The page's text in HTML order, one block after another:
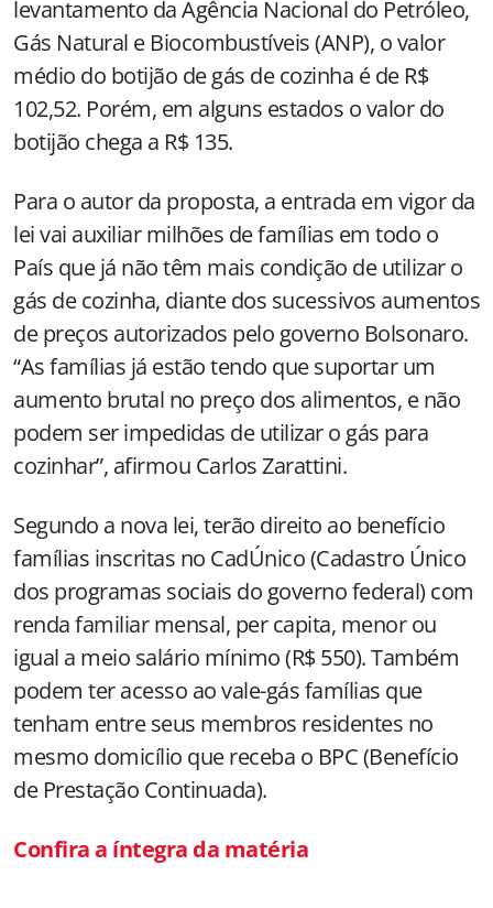
levantamento da Agência Nacional do Petróleo,
Gás Natural e Biocombustíveis (ANP), o valor
médio do botijão de gás de cozinha é de R$
102,52. Porém, em alguns estados o valor do
botijão chega a R$ 135.
Para o autor da proposta, a entrada em vigor da
lei vai auxiliar milhões de famílias em todo o
País que já não têm mais condição de utilizar o
gás de cozinha, diante dos sucessivos aumentos
de preços autorizados pelo governo Bolsonaro.
“As famílias já estão tendo que suportar um
aumento brutal no preço dos alimentos, e não
podem ser impedidas de utilizar o gás para
cozinhar”, afirmou Carlos Zarattini.
Segundo a nova lei, terão direito ao benefício
famílias inscritas no CadÚnico (Cadastro Único
dos programas sociais do governo federal) com
renda familiar mensal, per capita, menor ou
igual a meio salário mínimo (R$ 550). Também
podem ter acesso ao vale-gás famílias que
tenham entre seus membros residentes no
mesmo domicílio que receba o BPC (Benefício
de Prestação Continuada).
Confira a íntegra da matéria